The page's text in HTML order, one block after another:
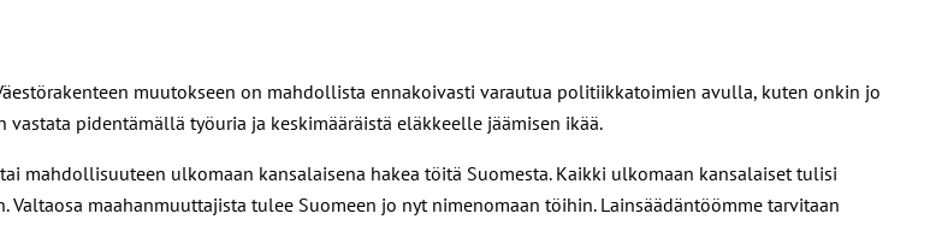
muutokseen on mahdollista ennakoivasti varautua politiikkatoimien avulla, kuten onkin jo
pidentämällä työuria ja keskimääräistä eläkkeelle jäämisen ikää.
mahdollisuuteen ulkomaan kansalaisena hakea töitä Suomesta. Kaikki ulkomaan kansalaiset tulisi
maahanmuuttajista tulee Suomeen jo nyt nimenomaan töihin. Lainsäädäntöömme tarvitaan